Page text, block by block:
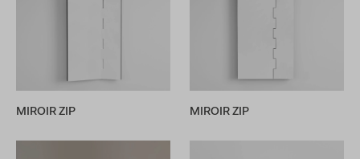
MIROIR ZIP MIROIR ZIP